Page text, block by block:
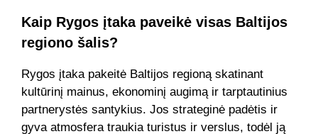
Kaip Rygos įtaka paveikė visas Baltijos
regiono šalis?
Rygos įtaka pakeitė Baltijos regioną skatinant
kultūrinį mainus, ekonominį augimą ir tarptautinius
partnerystės santykius. Jos strateginė padėtis ir
gyva atmosfera traukia turistus ir verslus, todėl ją